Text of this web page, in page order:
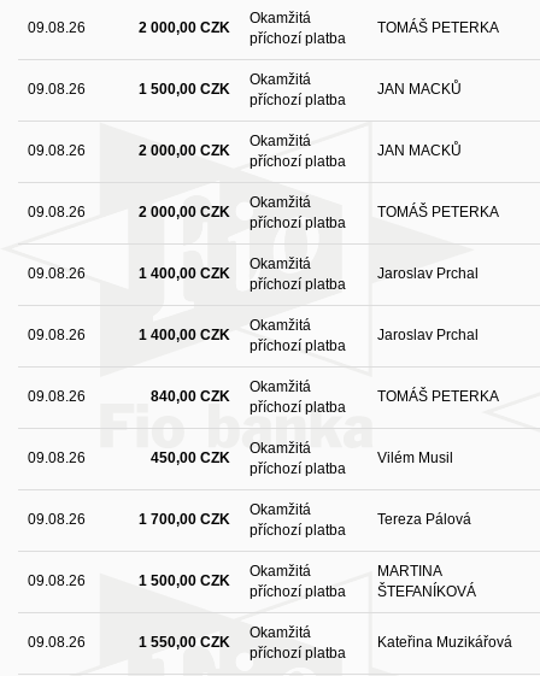
09.08.26 2 000,00 CZK
Okamžitá
příchozí platba
TOMÁŠ PETERKA
09.08.26 1 500,00 CZK
Okamžitá
příchozí platba
JAN MACKŮ
09.08.26 2 000,00 CZK
Okamžitá
příchozí platba
JAN MACKŮ
09.08.26 2 000,00 CZK
Okamžitá
příchozí platba
TOMÁŠ PETERKA
09.08.26 1 400,00 CZK
Okamžitá
příchozí platba
Jaroslav Prchal
09.08.26 1 400,00 CZK
Okamžitá
příchozí platba
Jaroslav Prchal
09.08.26 840,00 CZK
Okamžitá
příchozí platba
TOMÁŠ PETERKA
09.08.26 450,00 CZK
Okamžitá
příchozí platba
Vilém Musil
09.08.26 1 700,00 CZK
Okamžitá
příchozí platba
Tereza Pálová
09.08.26 1 500,00 CZK
Okamžitá
příchozí platba
MARTINA
ŠTEFANÍKOVÁ
09.08.26 1 550,00 CZK
Okamžitá
příchozí platba
Kateřina Muzikářová